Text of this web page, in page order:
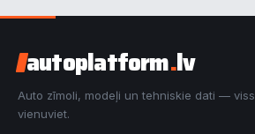
autoplatform.lv
Auto zīmoli, modeļi un tehniskie dati — viss
vienuviet.